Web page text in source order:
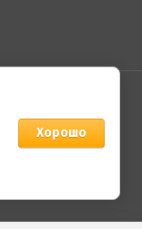
Хорошо